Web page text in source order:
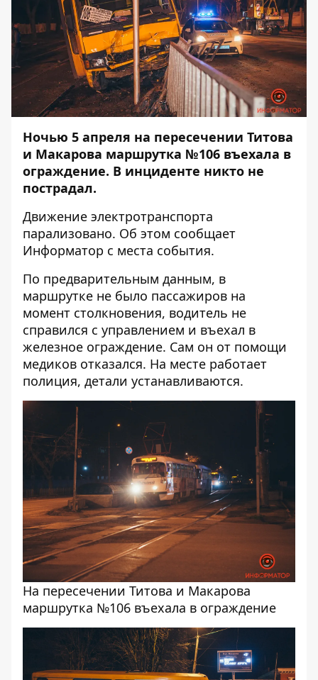
Ночью 5 апреля на пересечении Титова
и Макарова маршрутка №106 въехала в
ограждение. В инциденте никто не
пострадал.
Движение электротранспорта
парализовано. Об этом сообщает
Информатор с места события.
По предварительным данным, в
маршрутке не было пассажиров на
момент столкновения, водитель не
справился с управлением и въехал в
железное ограждение. Сам он от помощи
медиков отказался. На месте работает
полиция, детали устанавливаются.
На пересечении Титова и Макарова
маршрутка №106 въехала в ограждение